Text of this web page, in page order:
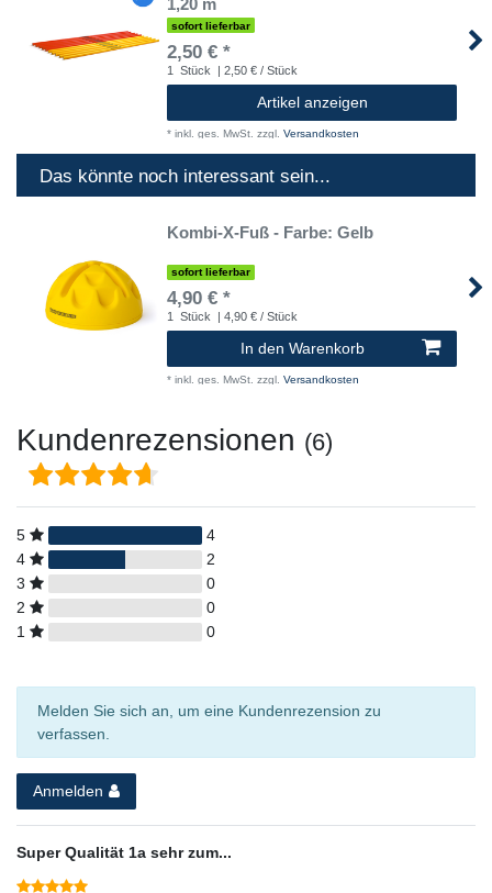
sofort lieferbar
2,50 € *
1 Stück | 2,50 € / Stück
Artikel anzeigen
* inkl. ges. MwSt. zzgl. Versandkosten
Das könnte noch interessant sein...
Kombi-X-Fuß - Farbe: Gelb
sofort lieferbar
4,90 € *
1 Stück | 4,90 € / Stück
In den Warenkorb
* inkl. ges. MwSt. zzgl. Versandkosten
Kundenrezensionen (6)
5
4
4
2
3
0
2
0
1
0
Melden Sie sich an, um eine Kundenrezension zu
verfassen.
Anmelden
Super Qualität 1a sehr zum...